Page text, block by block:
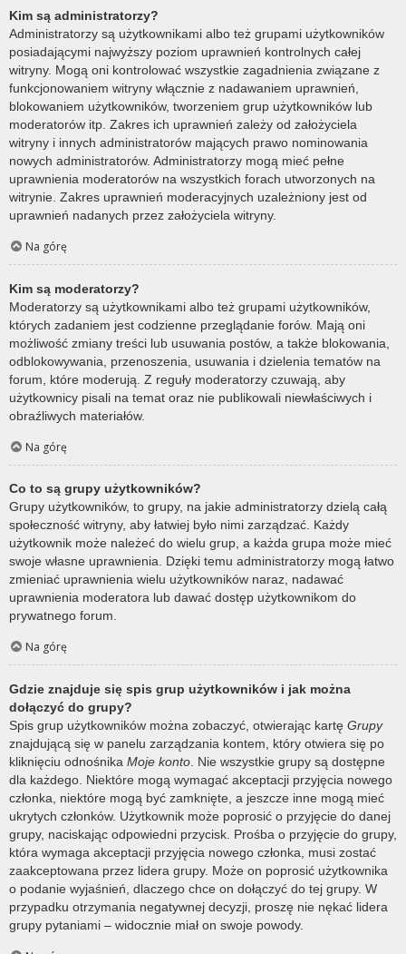
Kim są administratorzy?
Administratorzy są użytkownikami albo też grupami użytkowników
posiadającymi najwyższy poziom uprawnień kontrolnych całej
witryny. Mogą oni kontrolować wszystkie zagadnienia związane z
funkcjonowaniem witryny włącznie z nadawaniem uprawnień,
blokowaniem użytkowników, tworzeniem grup użytkowników lub
moderatorów itp. Zakres ich uprawnień zależy od założyciela
witryny i innych administratorów mających prawo nominowania
nowych administratorów. Administratorzy mogą mieć pełne
uprawnienia moderatorów na wszystkich forach utworzonych na
witrynie. Zakres uprawnień moderacyjnych uzależniony jest od
uprawnień nadanych przez założyciela witryny.
Na górę
Kim są moderatorzy?
Moderatorzy są użytkownikami albo też grupami użytkowników,
których zadaniem jest codzienne przeglądanie forów. Mają oni
możliwość zmiany treści lub usuwania postów, a także blokowania,
odblokowywania, przenoszenia, usuwania i dzielenia tematów na
forum, które moderują. Z reguły moderatorzy czuwają, aby
użytkownicy pisali na temat oraz nie publikowali niewłaściwych i
obraźliwych materiałów.
Na górę
Co to są grupy użytkowników?
Grupy użytkowników, to grupy, na jakie administratorzy dzielą całą
społeczność witryny, aby łatwiej było nimi zarządzać. Każdy
użytkownik może należeć do wielu grup, a każda grupa może mieć
swoje własne uprawnienia. Dzięki temu administratorzy mogą łatwo
zmieniać uprawnienia wielu użytkowników naraz, nadawać
uprawnienia moderatora lub dawać dostęp użytkownikom do
prywatnego forum.
Na górę
Gdzie znajduje się spis grup użytkowników i jak można
dołączyć do grupy?
Spis grup użytkowników można zobaczyć, otwierając kartę Grupy
znajdującą się w panelu zarządzania kontem, który otwiera się po
kliknięciu odnośnika Moje konto . Nie wszystkie grupy są dostępne
dla każdego. Niektóre mogą wymagać akceptacji przyjęcia nowego
członka, niektóre mogą być zamknięte, a jeszcze inne mogą mieć
ukrytych członków. Użytkownik może poprosić o przyjęcie do danej
grupy, naciskając odpowiedni przycisk. Prośba o przyjęcie do grupy,
która wymaga akceptacji przyjęcia nowego członka, musi zostać
zaakceptowana przez lidera grupy. Może on poprosić użytkownika
o podanie wyjaśnień, dlaczego chce on dołączyć do tej grupy. W
przypadku otrzymania negatywnej decyzji, proszę nie nękać lidera
grupy pytaniami – widocznie miał on swoje powody.